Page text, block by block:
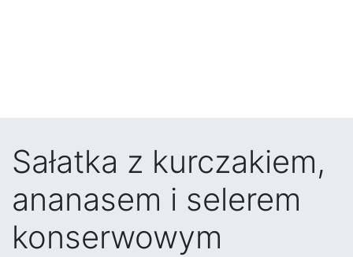
Sałatka z kurczakiem,
ananasem i selerem
konserwowym